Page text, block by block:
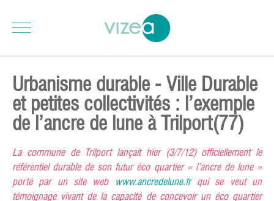
Urbanisme durable - Ville Durable
et petites collectivités : l’exemple
de l’ancre de lune à Trilport(77)
La commune de Trilport lançait hier (3/7/12) officiellement le
référentiel durable de son futur éco quartier « l’ancre de lune »
porté par un site web
www.ancredelune.frqui se veut un
témoignage vivant de la capacité de concevoir un éco quartier